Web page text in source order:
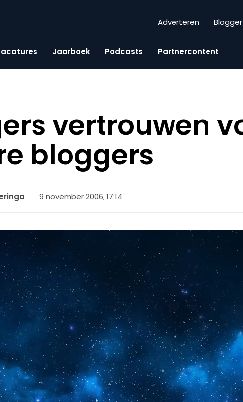
Adverteren
Jaarboek Podcasts Partnercontent
vertrouwen
bloggers
9 november 2006, 17:14